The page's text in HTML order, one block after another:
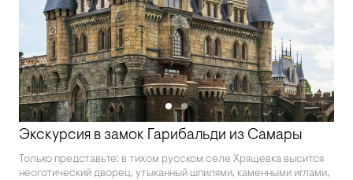
Экскурсия в замок Гарибальди из Самары
Только представьте: в тихом русском селе Хрящевка высится
неоготический дворец, утыканный шпилями, каменными иглами,